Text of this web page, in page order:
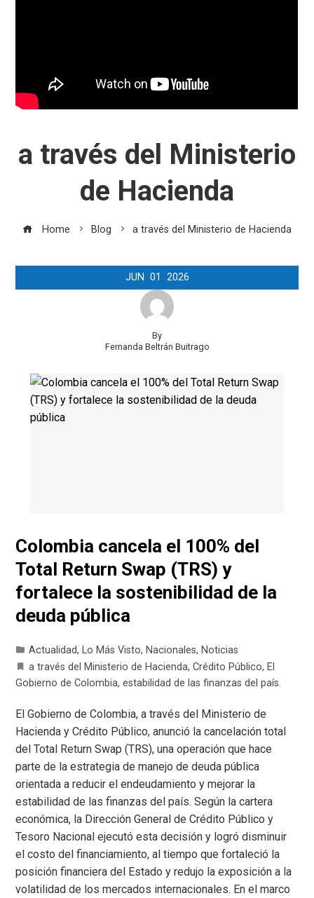
a través del Ministerio
de Hacienda
Home Blog a través del Ministerio de Hacienda
JUN 01 2026
By
Fernanda Beltrán Buitrago
Colombia cancela el 100% del
Total Return Swap (TRS) y
fortalece la sostenibilidad de la
deuda pública
Actualidad, Lo Más Visto, Nacionales, Noticias
a través del Ministerio de Hacienda,Crédito Público, El
Gobierno de Colombia,estabilidad de las finanzas del país.
El Gobierno de Colombia, a través del Ministerio de
Hacienda y Crédito Público, anunció la cancelación total
del Total Return Swap (TRS), una operación que hace
parte de la estrategia de manejo de deuda pública
orientada a reducir el endeudamiento y mejorar la
estabilidad de las finanzas del país. Según la cartera
económica, la Dirección General de Crédito Público y
Tesoro Nacional ejecutó esta decisión y logró disminuir
el costo del financiamiento, al tiempo que fortaleció la
posición financiera del Estado y redujo la exposición a la
volatilidad de los mercados internacionales. En el marco